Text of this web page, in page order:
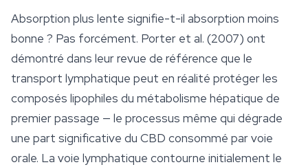
Absorption plus lente signifie-t-il absorption moins
bonne ? Pas forcément. Porter et al. (2007) ont
démontré dans leur revue de référence que le
transport lymphatique peut en réalité protéger les
composés lipophiles du métabolisme hépatique de
premier passage — le processus même qui dégrade
une part significative du CBD consommé par voie
orale. La voie lymphatique contourne initialement le